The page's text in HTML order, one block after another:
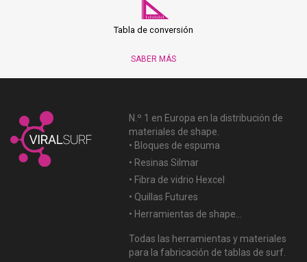
Tabla de conversión
SABER MÁS
N.º 1 en Europa en la distribución de
materiales de shape.
• Bloques de espuma
• Resinas Silmar
• Fibra de vidrio Hexcel
• Quillas Futures
• Herramientas de shape...
Todas las herramientas y materiales
para la fabricación de tablas de surf.